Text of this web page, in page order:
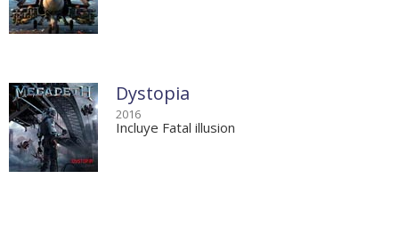
Dystopia
2016
Incluye Fatal illusion